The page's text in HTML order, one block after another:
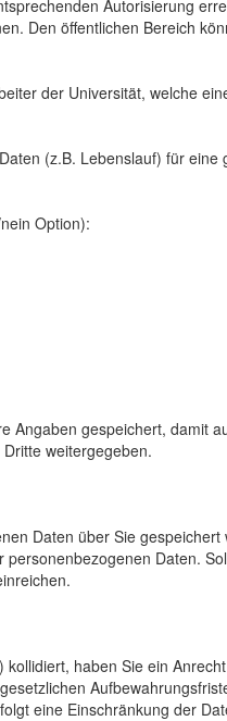
Autorisierung
Den öffentlichen Bereich
der Universität, welche
(z.B. Lebenslauf) für eine
Option):
Angaben gespeichert, damit
weitergegeben.
Daten über Sie gespeichert
Daten.
haben Sie ein
eine Einschränkung der